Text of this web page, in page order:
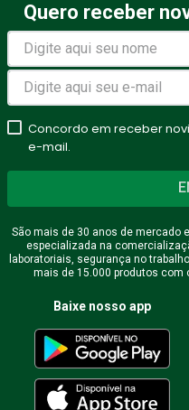
Quero receber
Concordo em receber
e-mail.
São mais de 30 anos de mercado
especializada na
laboratoriais, segurança no
mais de 15.000 produtos com
Baixe nosso app